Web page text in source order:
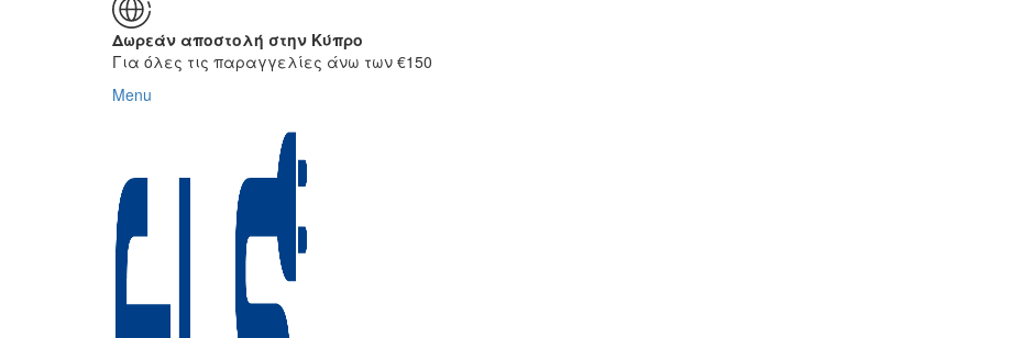
Δωρεάν αποστολή στην Κύπρο
Για όλες τις παραγγελίες άνω των €150
Menu